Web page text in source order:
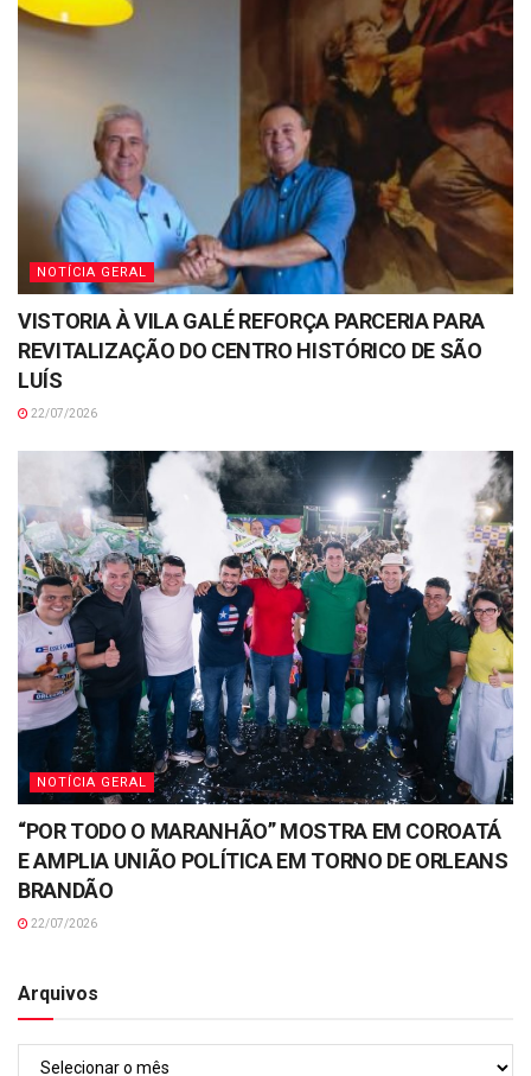
NOTÍCIA GERAL
VISTORIA À VILA GALÉ REFORÇA PARCERIA PARA
REVITALIZAÇÃO DO CENTRO HISTÓRICO DE SÃO
LUÍS
22/07/2026
NOTÍCIA GERAL
“POR TODO O MARANHÃO” MOSTRA EM COROATÁ
E AMPLIA UNIÃO POLÍTICA EM TORNO DE ORLEANS
BRANDÃO
22/07/2026
Arquivos
Arquivos